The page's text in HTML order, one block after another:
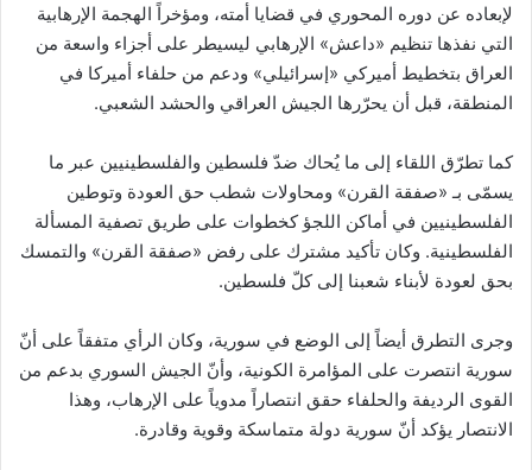
لإبعاده عن دوره المحوري في قضايا أمته، ومؤخراً الهجمة الإرهابية
التي نفذها تنظيم «داعش» الإرهابي ليسيطر على أجزاء واسعة من
العراق بتخطيط أميركي «إسرائيلي» ودعم من حلفاء أميركا في
المنطقة، قبل أن يحرّرها الجيش العراقي والحشد الشعبي.
كما تطرّق اللقاء إلى ما يُحاك ضدّ فلسطين والفلسطينيين عبر ما
يسمّى بـ «صفقة القرن» ومحاولات شطب حق العودة وتوطين
الفلسطينيين في أماكن اللجؤ كخطوات على طريق تصفية المسألة
الفلسطينية. وكان تأكيد مشترك على رفض «صفقة القرن» والتمسك
بحق لعودة لأبناء شعبنا إلى كلّ فلسطين.
وجرى التطرق أيضاً إلى الوضع في سورية، وكان الرأي متفقاً على أنّ
سورية انتصرت على المؤامرة الكونية، وأنّ الجيش السوري بدعم من
القوى الرديفة والحلفاء حقق انتصاراً مدوياً على الإرهاب، وهذا
الانتصار يؤكد أنّ سورية دولة متماسكة وقوية وقادرة.